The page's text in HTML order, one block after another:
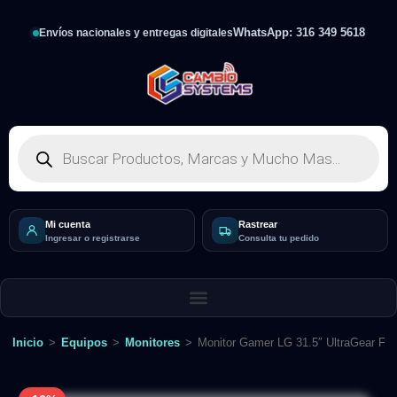
Envíos nacionales y entregas digitalesWhatsApp: 316 349 5618
Mi cuenta
Ingresar o registrarse
Rastrear
Consulta tu pedido
Inicio > Equipos > Monitores > Monitor Gamer LG 31.5″ UltraGear